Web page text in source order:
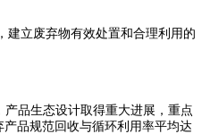
立废弃物有效处置和合理利用的
品生态设计取得重大进展，重点
品规范回收与循环利用率平均达